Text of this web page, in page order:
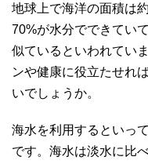
地球上で海洋の面積は
70%が水分でできてい
似ているといわれてい
ンや健康に役立たせれ
いでしょうか。
海水を利用するといっ
です。海水は淡水に比